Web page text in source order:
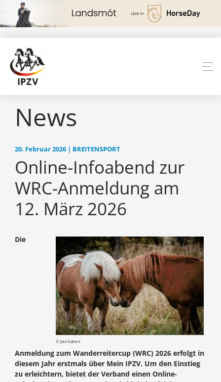
News
20. Februar 2026 | BREITENSPORT
Online-Infoabend zur
WRC-Anmeldung am
12. März 2026
© Jara Gabert
Die
Anmeldung zum Wanderreitercup (WRC) 2026 erfolgt in
diesem Jahr erstmals über Mein IPZV. Um den Einstieg
zu erleichtern, bietet der Verband einen Online-